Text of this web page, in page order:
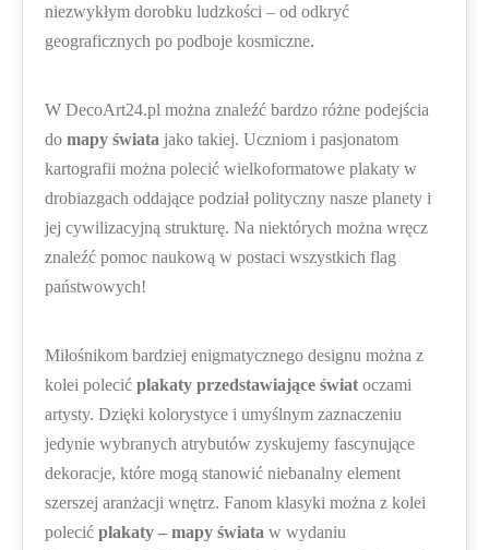
niezwykłym dorobku ludzkości – od odkryć
geograficznych po podboje kosmiczne.
W DecoArt24.pl można znaleźć bardzo różne podejścia
do mapy świata jako takiej. Uczniom i pasjonatom
kartografii można polecić wielkoformatowe plakaty w
drobiazgach oddające podział polityczny nasze planety i
jej cywilizacyjną strukturę. Na niektórych można wręcz
znaleźć pomoc naukową w postaci wszystkich flag
państwowych!
Miłośnikom bardziej enigmatycznego designu można z
kolei polecić plakaty przedstawiające świat oczami
artysty. Dzięki kolorystyce i umyślnym zaznaczeniu
jedynie wybranych atrybutów zyskujemy fascynujące
dekoracje, które mogą stanowić niebanalny element
szerszej aranżacji wnętrz. Fanom klasyki można z kolei
polecić plakaty – mapy świata w wydaniu